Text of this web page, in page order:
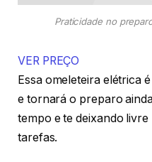
Praticidade no
VER PREÇO
Essa omeleteira elétrica
e tornará o preparo
tempo e te deixando
tarefas.